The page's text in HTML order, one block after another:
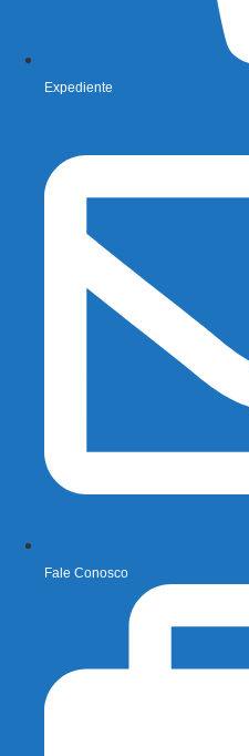
Expediente
Fale Conosco